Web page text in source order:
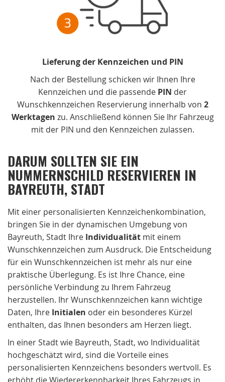
Lieferung der Kennzeichen und PIN
Nach der Bestellung schicken wir Ihnen Ihre
Kennzeichen und die passende PIN der
Wunschkennzeichen Reservierung innerhalb von 2
Werktagen zu. Anschließend können Sie Ihr Fahrzeug
mit der PIN und den Kennzeichen zulassen.
DARUM SOLLTEN SIE EIN
NUMMERNSCHILD RESERVIEREN IN
BAYREUTH, STADT
Mit einer personalisierten Kennzeichenkombination,
bringen Sie in der dynamischen Umgebung von
Bayreuth, Stadt Ihre Individualität mit einem
Wunschkennzeichen zum Ausdruck. Die Entscheidung
für ein Wunschkennzeichen ist mehr als nur eine
praktische Überlegung. Es ist Ihre Chance, eine
persönliche Verbindung zu Ihrem Fahrzeug
herzustellen. Ihr Wunschkennzeichen kann wichtige
Daten, Ihre Initialen oder ein besonderes Kürzel
enthalten, das Ihnen besonders am Herzen liegt.
In einer Stadt wie Bayreuth, Stadt, wo Individualität
hochgeschätzt wird, sind die Vorteile eines
personalisierten Kennzeichens besonders wertvoll. Es